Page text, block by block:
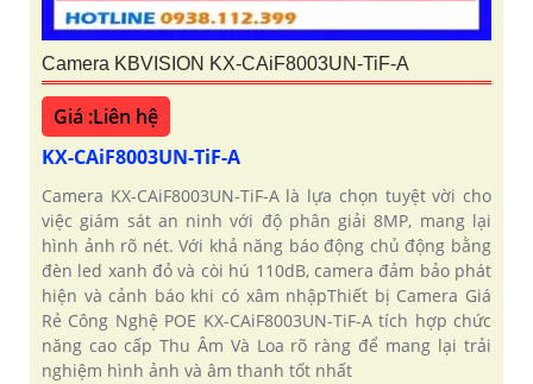
Camera KBVISION KX-CAiF8003UN-TiF-A
Giá :Liên hệ
KX-CAiF8003UN-TiF-A
Camera KX-CAiF8003UN-TiF-A là lựa chọn tuyệt vời cho
việc giám sát an ninh với độ phân giải 8MP, mang lại
hình ảnh rõ nét. Với khả năng báo động chủ động bằng
đèn led xanh đỏ và còi hú 110dB, camera đảm bảo phát
hiện và cảnh báo khi có xâm nhậpThiết bị Camera Giá
Rẻ Công Nghệ POE KX-CAiF8003UN-TiF-A tích hợp chức
năng cao cấp Thu Âm Và Loa rõ ràng để mang lại trải
nghiệm hình ảnh và âm thanh tốt nhất